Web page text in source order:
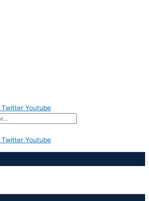
Twitter Youtube
Twitter Youtube